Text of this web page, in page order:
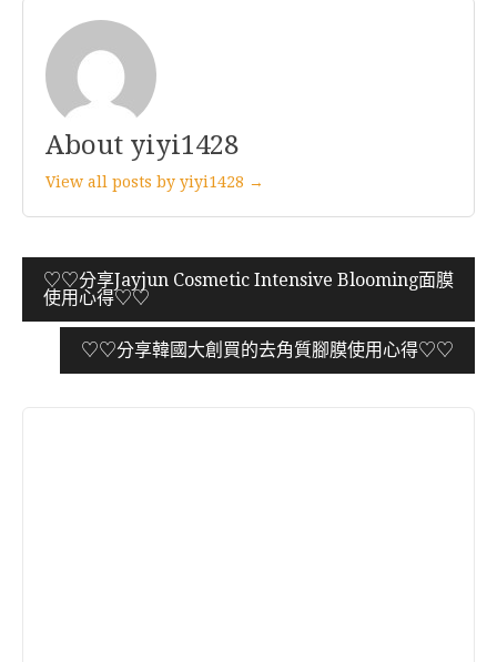
About yiyi1428
View all posts by yiyi1428 →
文
章
♡♡分享Jayjun Cosmetic Intensive Blooming面膜
使用心得♡♡
♡♡分享韓國大創買的去角質腳膜使用心得♡♡